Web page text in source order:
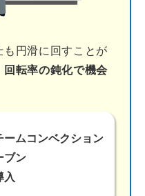
も円滑に回すことが
転率の鈍化で機会
ームコンベクション
ブン
入